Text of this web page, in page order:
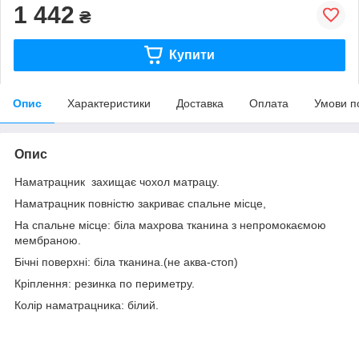
1 442 ₴
Купити
Опис Характеристики Доставка Оплата Умови
Опис
Наматрацник захищає чохол матрацу.
Наматрацник повністю закриває спальне місце,
На спальне місце: біла махрова тканина з непромокаємою
мембраною.
Бічні поверхні: біла тканина.(не аква-стоп)
Кріплення: резинка по периметру.
Колір наматрацника: білий.